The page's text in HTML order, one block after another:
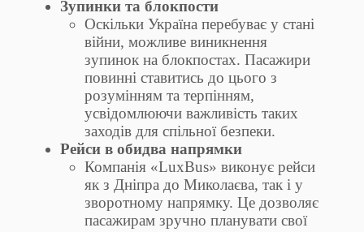
Зупинки та блокпости
Оскільки Україна перебуває у стані
війни, можливе виникнення
зупинок на блокпостах. Пасажири
повинні ставитись до цього з
розумінням та терпінням,
усвідомлюючи важливість таких
заходів для спільної безпеки.
Рейси в обидва напрямки
Компанія «LuxBus» виконує рейси
як з Дніпра до Миколаєва, так і у
зворотному напрямку. Це дозволяє
пасажирам зручно планувати свої